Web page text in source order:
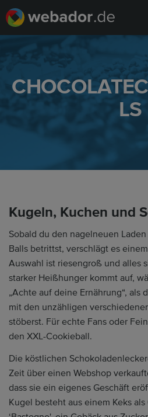
LS
Kugeln, Kuchen und
Sobald du den nagelneuen
Balls betrittst, verschlägt es
Auswahl ist riesengroß und alles
starker Heißhunger kommt auf,
„Achte auf deine Ernährung“, als
mit den unzähligen
stöberst. Für echte Fans oder
den XXL-Cookieball.
Die köstlichen
Zeit über einen Webshop
dass sie ein eigenes Geschäft
Kugel besteht aus einem Keks